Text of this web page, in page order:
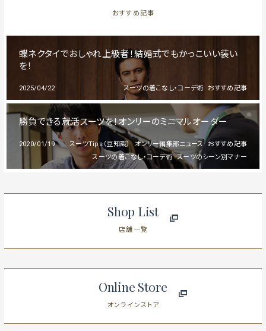
おすすめ記事
蝶ネクタイでおしゃれ上級者！結婚式でもかっこいい装い
を！
2025/04/22 おすすめ記事
スーツの着こなし・コーデ術
勝負できる就活スーツを！オンリーのミニマルオーダー
2020/01/19 おすすめ記事
オンリー編集部ニュース
スーツTips（豆知識）
スーツのシーン別マナー
スーツの着こなし・コーデ術
Shop List
店舗一覧
Online Store
オンラインストア